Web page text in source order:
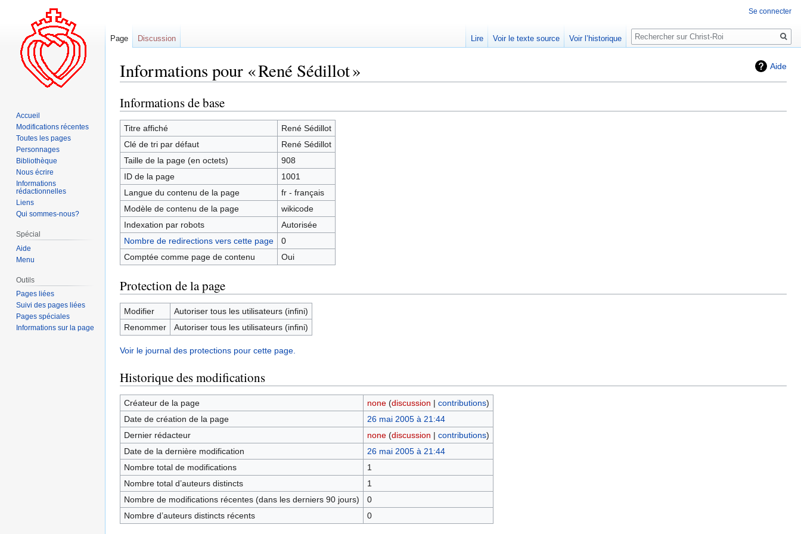
Aide
Informations pour « René Sédillot »
Aller
à
la
navigation
Aller
à
la
recherche
Informations de base
Titre affiché
René Sédillot
Clé de tri par défaut
René Sédillot
Taille de la page (en octets)
908
ID de la page
1001
Langue du contenu de la page
fr - français
Modèle de contenu de la page
wikicode
Indexation par robots
Autorisée
Nombre de redirections vers cette page
0
Comptée comme page de contenu
Oui
Protection de la page
Modifier
Autoriser tous les utilisateurs (infini)
Renommer
Autoriser tous les utilisateurs (infini)
Voir le journal des protections pour cette page.
Historique des modifications
Créateur de la page none (discussion | contributions)
Date de création de la page
26 mai 2005 à 21:44
Dernier rédacteur
none (discussion | contributions)
Date de la dernière modification
26 mai 2005 à 21:44
Nombre total de modifications
1
Nombre total d’auteurs distincts
1
Nombre de modifications récentes (dans les derniers 90 jours)
0
Nombre d’auteurs distincts récents
0
Se connecter
Page Discussion Lire Voir le texte source Voir l’historique
Rechercher
Accueil
Modifications récentes
Toutes les pages
Personnages
Bibliothèque
Nous écrire
Informations
rédactionnelles
Liens
Qui sommes-nous?
Spécial
Aide
Menu
Outils
Pages liées
Suivi des pages liées
Pages spéciales
Informations sur la page